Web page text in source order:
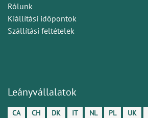
Rólunk
Kiállítási időpontok
Szállítási feltételek
Leányvállalatok
CA CH DK IT NL PL UK